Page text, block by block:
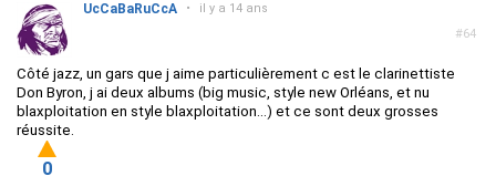
#64
UcCaBaRuCcA • il y a 14 ans
Côté jazz, un gars que j aime particulièrement c est le clarinettiste
Don Byron, j ai deux albums (big music, style new Orléans, et nu
blaxploitation en style blaxploitation...) et ce sont deux grosses
réussite.
0